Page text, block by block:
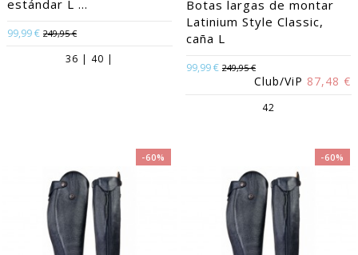
estándar L ...
99,99 € 249,95 €
36 | 40 |
Botas largas de montar
Latinium Style Classic,
caña L
99,99 € 249,95 €
Club/ViP 87,48 €
42
-60% -60%